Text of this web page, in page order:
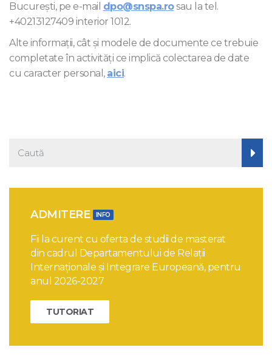
București, pe e-mail dpo@snspa.rosau la tel.
+40213127409 interior 1012.
Alte informații, cât și modele de documente ce trebuie
completate în activități ce implică colectarea de date
cu caracter personal, aici.
ADMITERE INFO
Fii la curent cu oferta de studii de masterat
din cadrul Departamentului de Relații
Internaționale și Integrare Europeană, pentru
anul 2026-2027
TUTORIAT